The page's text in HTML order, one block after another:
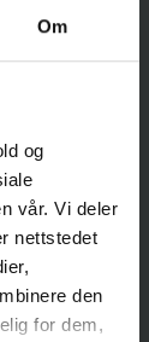
Om
og
vår. Vi deler
nettstedet
den
for dem,
hus
nytt
ved
på
og mer
de.